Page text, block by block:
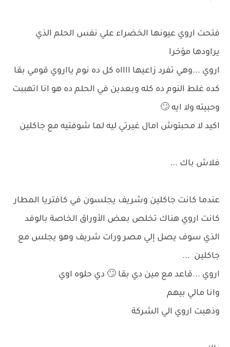
فتحت اروي عيونها الخضراء علي نفس الحلم الذي
يراودها مؤخرا
اروي ...وهي تفرد زاعيها ااااه كل ده نوم يااروي قومي بقا
كده غلط النوم ده كله وبعدين في الحلم ده هو انا اتهببت
وحبيته ولا ايه 🙄
اكيد لا محبتوش امال غيرتي ليه لما شوفتيه مع جاكلين
فلاش باك ...
عندما كانت جاكلين وشريف يجلسون في كافتريا المطار
كانت اروي هناك تخلص بعض الأوراق الخاصة بالوفد
الذي سوف يصل إلي مصر ورات شريف وهو يجلس مع
جاكلين ...
اروي ...قاعد مع مين دي بقا 🙄 دي حلوه اوي
وانا مالي بيهم
وذهبت اروي الي الشركة